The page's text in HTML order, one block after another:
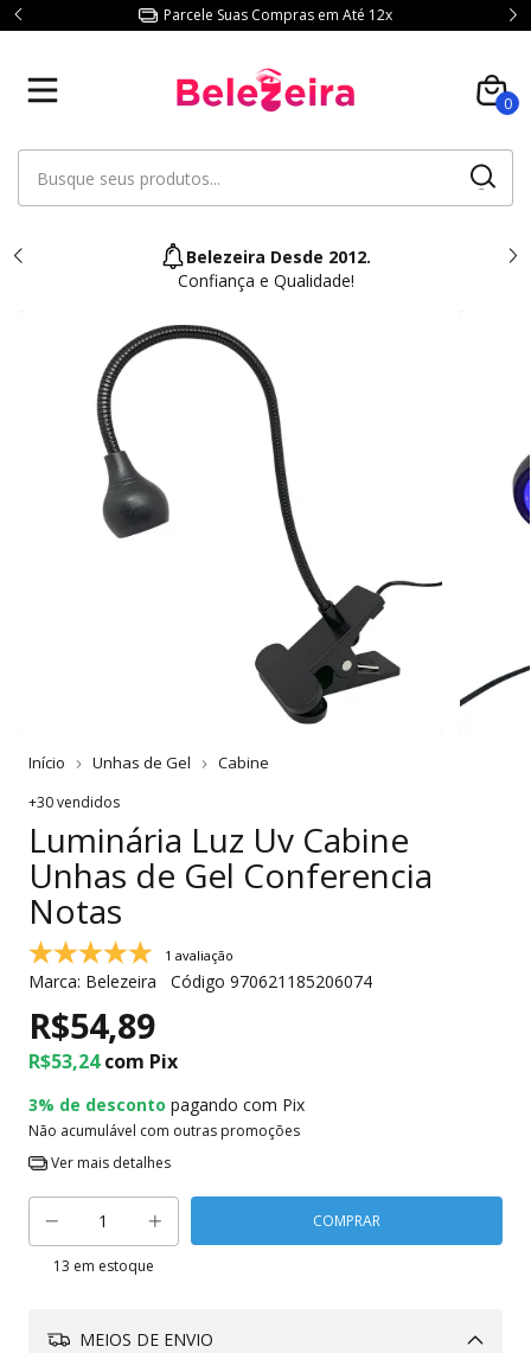
Parcele Suas Compras em Até 12x
0
Belezeira Desde 2012.
Confiança e Qualidade!
Início Unhas de Gel Cabine
+30 vendidos
Luminária Luz Uv Cabine
Unhas de Gel Conferencia
Notas
1 avaliação
Marca: Belezeira Código 970621185206074
R$54,89
R$53,24com Pix
3% de desconto pagando com Pix
Não acumulável com outras promoções
Ver mais detalhes
13 em estoque
MEIOS DE ENVIO